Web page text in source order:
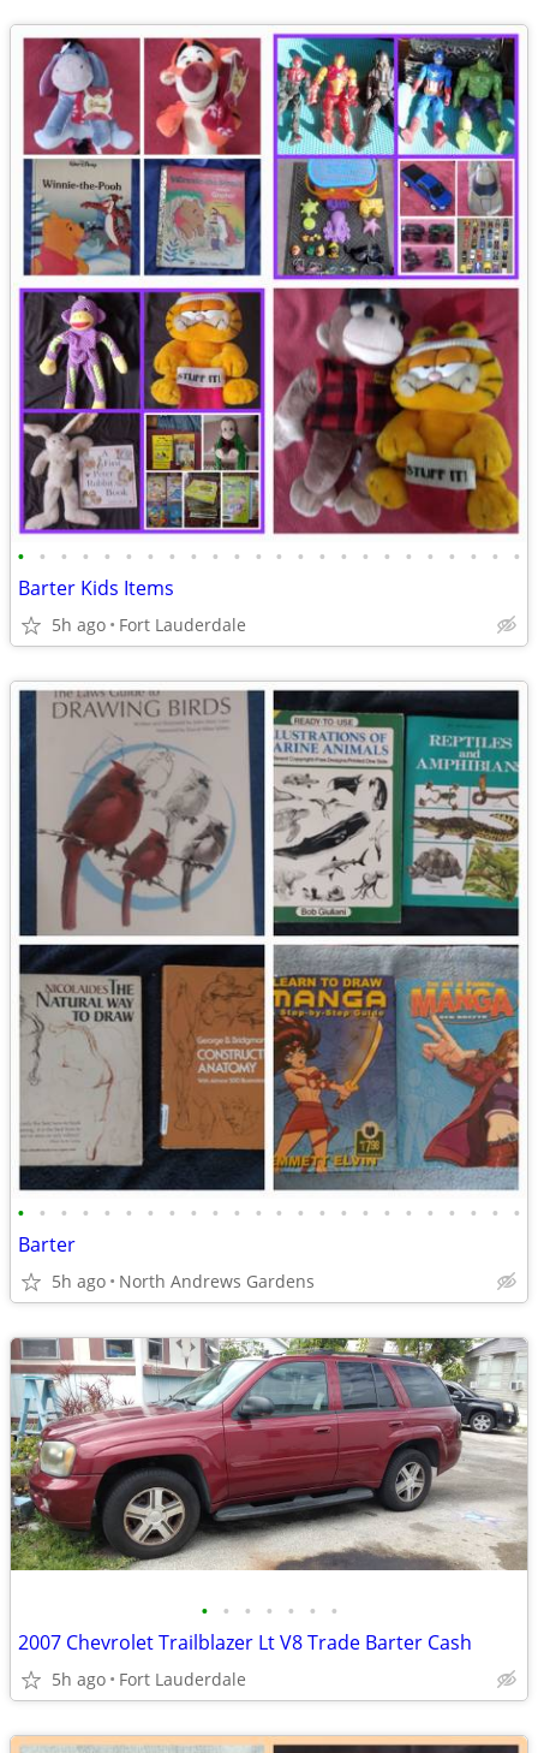
• • • • • • • • • • • • • • • • • • • • • • • •
Barter Kids Items
5h ago Fort Lauderdale
• • • • • • • • • • • • • • • • • • • • • • • •
Barter
5h ago North Andrews Gardens
• • • • • • •
2007 Chevrolet Trailblazer Lt V8 Trade Barter Cash
5h ago Fort Lauderdale